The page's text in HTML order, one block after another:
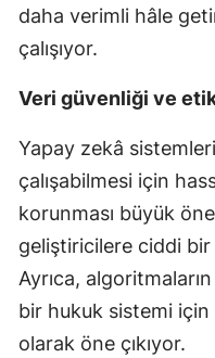
daha verimli hâle
çalışıyor.
Veri güvenliği ve
Yapay zekâ
çalışabilmesi için
korunması büyük
geliştiricilere ciddi
Ayrıca, algoritmaların
bir hukuk sistemi
olarak öne çıkıyor.